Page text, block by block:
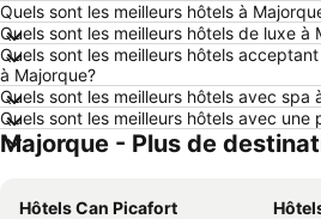
Hôtels Dunkerque
Hôtels Maastricht
Hôtels Boulogne-sur-Mer
Hôtels Espagne
Hôtels France
Quels sont les meilleurs hôtels à
Quels sont les meilleurs hôtels de luxe à
Quels sont les meilleurs hôtels
à Majorque?
Quels sont les meilleurs hôtels avec spa
Quels sont les meilleurs hôtels avec une
Majorque - Plus de
Hôtels Can Picafort